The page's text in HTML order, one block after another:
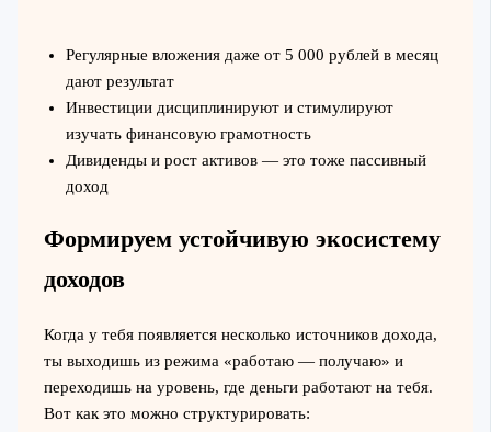
Регулярные вложения даже от 5 000 рублей в месяц
дают результат
Инвестиции дисциплинируют и стимулируют
изучать финансовую грамотность
Дивиденды и рост активов — это тоже пассивный
доход
Формируем устойчивую экосистему
доходов
Когда у тебя появляется несколько источников дохода,
ты выходишь из режима «работаю — получаю» и
переходишь на уровень, где деньги работают на тебя.
Вот как это можно структурировать: